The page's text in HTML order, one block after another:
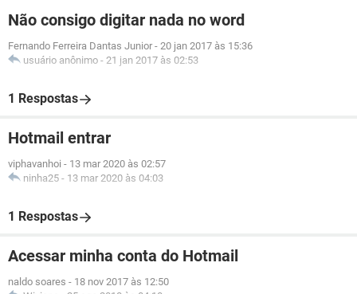
Não consigo digitar nada no word
Fernando Ferreira Dantas Junior - 20 jan 2017 às 15:36
usuário anônimo - 21 jan 2017 às 02:53
1 Respostas
Hotmail entrar
viphavanhoi - 13 mar 2020 às 02:57
ninha25 - 13 mar 2020 às 04:03
1 Respostas
Acessar minha conta do Hotmail
naldo soares - 18 nov 2017 às 12:50